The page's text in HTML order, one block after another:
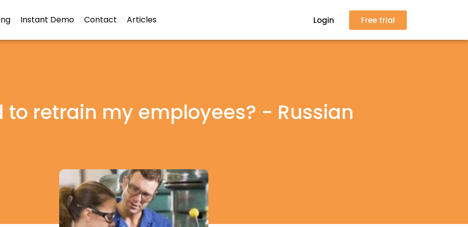
Instant Demo Contact Articles Login Free trial
to retrain my employees? - Russian